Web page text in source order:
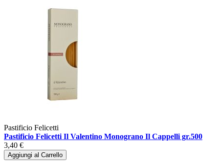
Pastificio Felicetti
Pastificio Felicetti Il Valentino Monograno Il Cappelli gr.500
3,40 €
Aggiungi al Carrello